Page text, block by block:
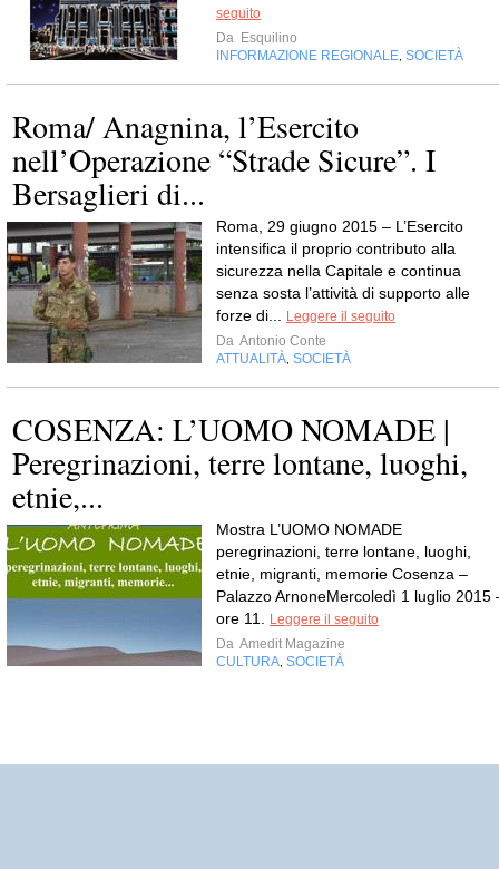
seguito
Da Esquilino
INFORMAZIONE REGIONALE SOCIETÀ
Roma/ Anagnina, l’Esercito
nell’Operazione “Strade Sicure”. I
Bersaglieri di...
Roma, 29 giugno 2015 – L’Esercito
intensifica il proprio contributo alla
sicurezza nella Capitale e continua
senza sosta l’attività di supporto alle
forze di...
Leggere il seguito
Da Antonio Conte
ATTUALITÀ SOCIETÀ
COSENZA: L’UOMO NOMADE |
Peregrinazioni, terre lontane, luoghi,
etnie,...
Mostra L’UOMO NOMADE
peregrinazioni, terre lontane, luoghi,
etnie, migranti, memorie Cosenza –
Palazzo ArnoneMercoledì 1 luglio 2015
ore 11.
Leggere il seguito
Da Amedit Magazine
CULTURA SOCIETÀ